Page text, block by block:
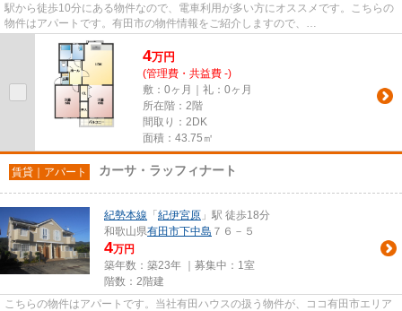
駅から徒歩10分にある物件なので、電車利用が多い方にオススメです。こちらの
物件はアパートです。有田市の物件情報をご紹介しますので、
info@aridahouse.comからご連絡ください。当社...
4万円
(管理費・共益費 -)
敷：0ヶ月｜礼：0ヶ月
所在階：2階
間取り：2DK
面積：43.75㎡
賃貸｜アパート カーサ・ラッフィナート
紀勢本線 「 紀伊宮原 」駅 徒歩18分
和歌山県有田市下中島 ７６－５
4万円
築年数：築23年 ｜募集中： 1室
階数：2階建
こちらの物件はアパートです。当社有田ハウスの扱う物件が、ココ有田市エリア